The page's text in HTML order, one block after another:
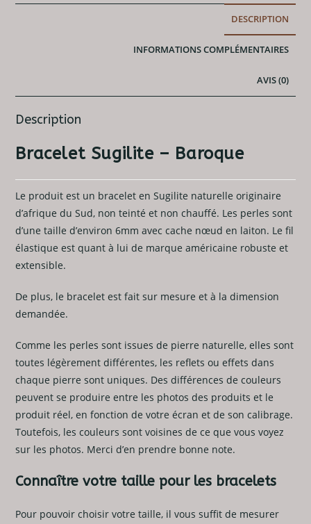
Baroque
DESCRIPTION
INFORMATIONS COMPLÉMENTAIRES
AVIS (0)
Description
Bracelet Sugilite – Baroque
Le produit est un bracelet en Sugilite naturelle originaire
d’afrique du Sud, non teinté et non chauffé. Les perles sont
d’une taille d’environ 6mm avec cache nœud en laiton. Le fil
élastique est quant à lui de marque américaine robuste et
extensible.
De plus, le bracelet est fait sur mesure et à la dimension
demandée.
Comme les perles sont issues de pierre naturelle, elles sont
toutes légèrement différentes, les reflets ou effets dans
chaque pierre sont uniques. Des différences de couleurs
peuvent se produire entre les photos des produits et le
produit réel, en fonction de votre écran et de son calibrage.
Toutefois, les couleurs sont voisines de ce que vous voyez
sur les photos. Merci d’en prendre bonne note.
Connaître votre taille pour les bracelets
Pour pouvoir choisir votre taille, il vous suffit de mesurer